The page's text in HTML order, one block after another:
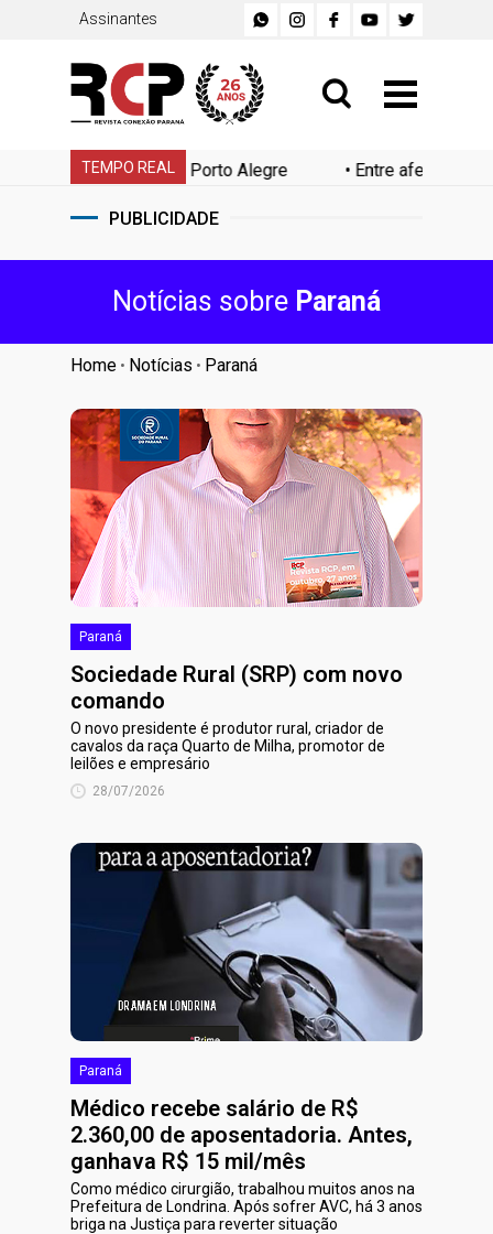
Assinantes
TEMPO REAL
Porto Alegre •Entre afeto e consumo: o novo jogo
PUBLICIDADE
Notícias sobre Paraná
Home • Notícias • Paraná
Paraná
Sociedade Rural (SRP) com novo
comando
O novo presidente é produtor rural, criador de
cavalos da raça Quarto de Milha, promotor de
leilões e empresário
28/07/2026
Paraná
Médico recebe salário de R$
2.360,00 de aposentadoria. Antes,
ganhava R$ 15 mil/mês
Como médico cirurgião, trabalhou muitos anos na
Prefeitura de Londrina. Após sofrer AVC, há 3 anos
briga na Justiça para reverter situação